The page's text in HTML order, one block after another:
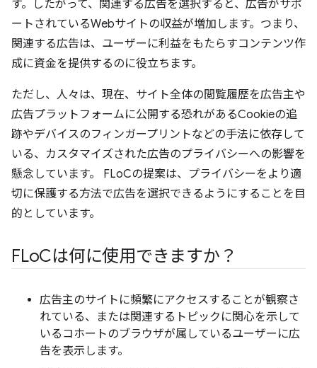
す。したがって、関連する広告を選択すると、広告がサポ
ートされているWebサイトの収益が増加します。つまり、
関連する広告は、ユーザーに利益をもたらすコンテンツ作
成に資金を提供するのに役立ちます。
ただし、人々は、現在、サイト全体の閲覧履歴を広告主や
広告プラットフォームに公開する恐れがあるCookieの追
跡やデバイスのフィンガープリントなどの手法に依存して
いる、カスタマイズされた広告のプライバシーへの影響を
懸念しています。 FLoCの提案は、プライバシーをより適
切に保護する方法で広告を選択できるようにすることを目
的としています。
FLoCは何に使用できますか？
広告主のサイトに頻繁にアクセスすることが観察さ
れている、または関連するトピックに関心を示して
いるコホートのブラウザが属しているユーザーに広
告を表示します。